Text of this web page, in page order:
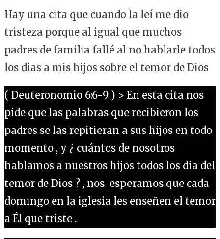
Hay una cita que cuando la leí me dio
tristeza porque al igual que muchos
padres de familia fallé al no hablarle todos
los dias a mis hijos sobre el temor de Dios
( Deuteronomio 6:6-9 ) > En esta cita nos
pide que las palabras que recibieron los
padres se las repitieran a sus hijos en todo
momento , y ¿ cuántos de nosotros
hablamos a nuestros hijos todos los dia del
temor de Dios ? , nos esperamos que cada
domingo en la iglesia les enseñen el temor
a Él que triste .